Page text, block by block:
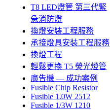
T8 LED燈管 第三代緊
急消防燈
換燈安裝工程服務
承接燈具安裝工程服務
換燈工程
輕鬆更換 T5 熒光燈管
廣告機 — 成功案例
Fusible Chip Resistor
Fusible 1.0W 2512
Fusible 1/3W 1210